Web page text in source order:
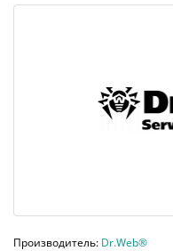
Производитель: Dr.Web®